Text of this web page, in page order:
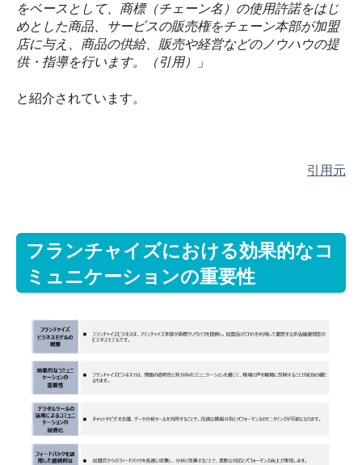
をベースとして、商標（チェーン名）の使用許諾をはじ
めとした商品、サービスの販売権をチェーン本部が加盟
店に与え、商品の供給、販売や経営などのノウハウの提
供・指導を行います。（引用）
」
と紹介されています。
引用元
フランチャイズにおける効果的なコ
ミュニケーションの重要性